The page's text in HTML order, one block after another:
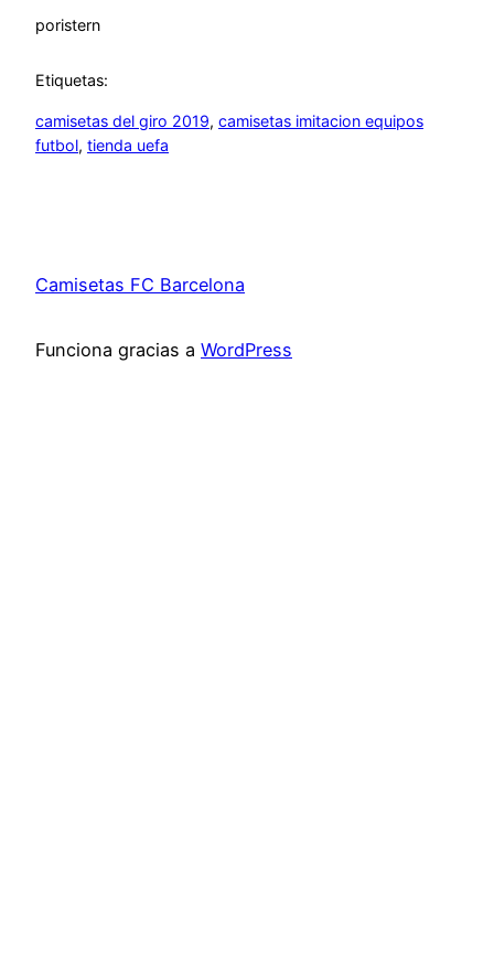
poristern
Etiquetas:
camisetas del giro 2019, camisetas imitacion equipos
futbol, tienda uefa
Camisetas FC Barcelona
Funciona gracias a WordPress